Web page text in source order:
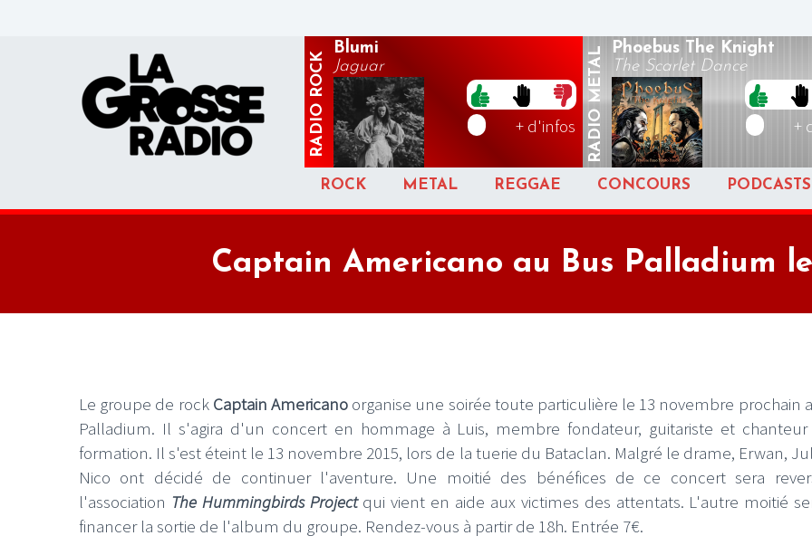
RADIO
ROCK
Blumi
Jaguar
+ d'infos RADIO
METAL Phoebus The Knight
The Scarlet Dance
+
ROCK METAL REGGAE CONCOURS PODCASTS
Captain Americano au Bus Palladium
Le groupe de rock Captain Americanoorganise une soirée toute particulière le 13 novembre prochain
Palladium. Il s'agira d'un concert en hommage à Luis, membre fondateur, guitariste et
formation. Il s'est éteint le 13 novembre 2015, lors de la tuerie du Bataclan. Malgré le drame, Erwan,
Nico ont décidé de continuer l'aventure. Une moitié des bénéfices de ce concert sera
l'association The Hummingbirds Project qui vient en aide aux victimes des attentats. L'autre moitié
financer la sortie de l'album du groupe. Rendez-vous à partir de 18h. Entrée 7€.